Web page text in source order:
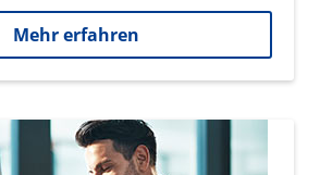
Mehr erfahren